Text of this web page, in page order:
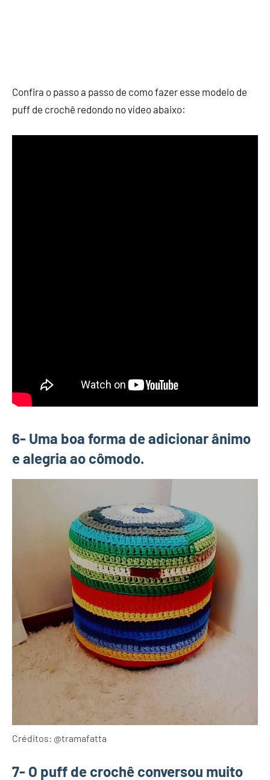
Confira o passo a passo de como fazer esse modelo de
puff de crochê redondo no vídeo abaixo:
6- Uma boa forma de adicionar ânimo
e alegria ao cômodo.
Créditos: @tramafatta
7- O puff de crochê conversou muito